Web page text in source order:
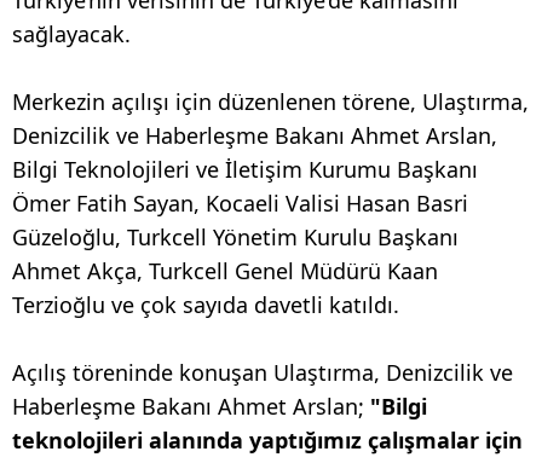
sağlayacak.
Merkezin açılışı için düzenlenen törene, Ulaştırma,
Denizcilik ve Haberleşme Bakanı Ahmet Arslan,
Bilgi Teknolojileri ve İletişim Kurumu Başkanı
Ömer Fatih Sayan, Kocaeli Valisi Hasan Basri
Güzeloğlu, Turkcell Yönetim Kurulu Başkanı
Ahmet Akça, Turkcell Genel Müdürü Kaan
Terzioğlu ve çok sayıda davetli katıldı.
Açılış töreninde konuşan Ulaştırma, Denizcilik ve
Haberleşme Bakanı Ahmet Arslan; "Bilgi
teknolojileri alanında yaptığımız çalışmalar için